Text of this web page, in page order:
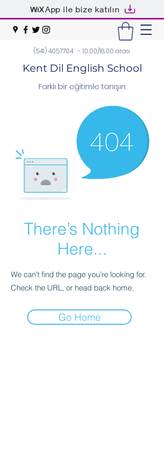
App ile bize katılın
(541) 4057704 - 10.00/18.00 arası
Kent Dil English School
Farklı bir eğitimle tanışın.
There’s Nothing
Here...
We can’t find the page you’re looking for.
Check the URL, or head back home.
Go Home